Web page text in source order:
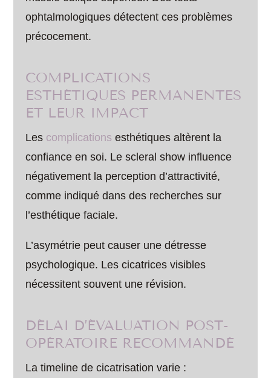
ophtalmologiques détectent ces problèmes
précocement.
COMPLICATIONS
ESTHÉTIQUES PERMANENTES
ET LEUR IMPACT
Les complications esthétiques altèrent la
confiance en soi. Le scleral show influence
négativement la perception d’attractivité,
comme indiqué dans des recherches sur
l’esthétique faciale.
L’asymétrie peut causer une détresse
psychologique. Les cicatrices visibles
nécessitent souvent une révision.
DÉLAI D’ÉVALUATION POST-
OPÉRATOIRE RECOMMANDÉ
La timeline de cicatrisation varie :